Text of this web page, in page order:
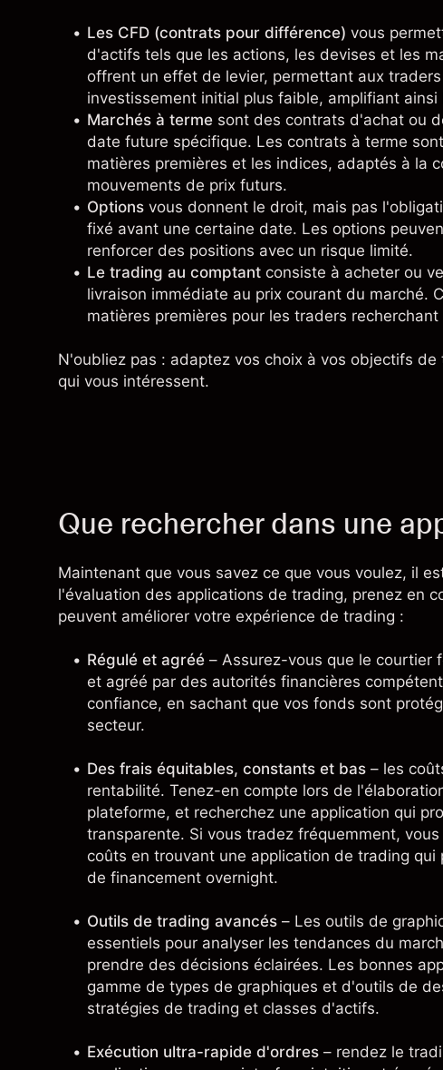
Les CFD (contrats pour différence) vous
d'actifs tels que les actions, les devises et les
offrent un effet de levier, permettant aux
investissement initial plus faible, amplifiant
Marchés à terme sont des contrats d'achat ou
date future spécifique. Les contrats à terme
matières premières et les indices, adaptés à la
mouvements de prix futurs.
Options vous donnent le droit, mais pas
fixé avant une certaine date. Les options
renforcer des positions avec un risque limité.
Le trading au comptant consiste à acheter ou
livraison immédiate au prix courant du marché.
matières premières pour les traders
N'oubliez pas : adaptez vos choix à vos objectifs
qui vous intéressent.
Que rechercher dans une
Maintenant que vous savez ce que vous voulez, il
l'évaluation des applications de trading, prenez en
peuvent améliorer votre expérience de trading :
Régulé et agréé – Assurez-vous que le courtier
et agréé par des autorités financières
confiance, en sachant que vos fonds sont
secteur.
Des frais équitables, constants et bas – les
rentabilité. Tenez-en compte lors de
plateforme, et recherchez une application qui
transparente. Si vous tradez fréquemment,
coûts en trouvant une application de trading
de financement overnight.
Outils de trading avancés – Les outils de
essentiels pour analyser les tendances du
prendre des décisions éclairées. Les bonnes
gamme de types de graphiques et d'outils de
stratégies de trading et classes d'actifs.
Exécution ultra-rapide d'ordres – rendez le